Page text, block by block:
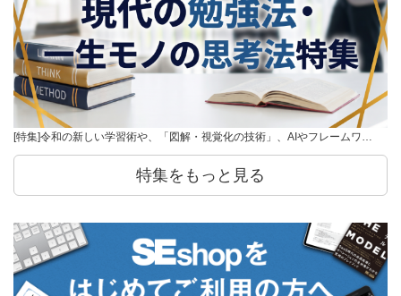
[特集]令和の新しい学習術や、「図解・視覚化の技術」、AIやフレームワ…
特集をもっと見る